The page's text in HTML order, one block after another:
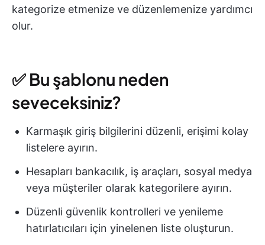
kategorize etmenize ve düzenlemenize yardımcı
olur.
✅ Bu şablonu neden
seveceksiniz?
Karmaşık giriş bilgilerini düzenli, erişimi kolay
listelere ayırın.
Hesapları bankacılık, iş araçları, sosyal medya
veya müşteriler olarak kategorilere ayırın.
Düzenli güvenlik kontrolleri ve yenileme
hatırlatıcıları için yinelenen liste oluşturun.